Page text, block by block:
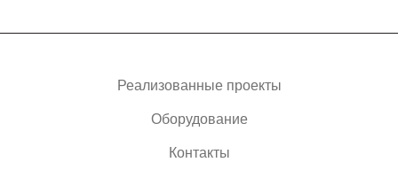
Реализованные проекты
Оборудование
Контакты